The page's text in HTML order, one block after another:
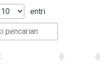
entri